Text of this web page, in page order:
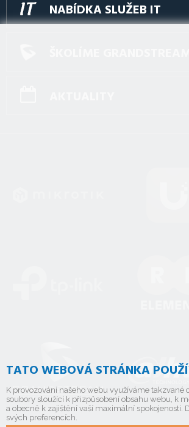
NABÍDKA SLUŽEB IT
TATO WEBOVÁ STRÁNKA
K provozování našeho webu využíváme takzvané
soubory sloužící k přizpůsobení obsahu webu, k
a obecně k zajištění vaší maximální spokojenosti.
svých preferencích.